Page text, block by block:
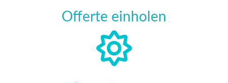
Offerte einholen